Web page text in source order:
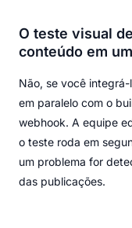
O teste visual
conteúdo em
Não, se você
em paralelo com o
webhook. A equipe
o teste roda em
um problema for
das publicações.